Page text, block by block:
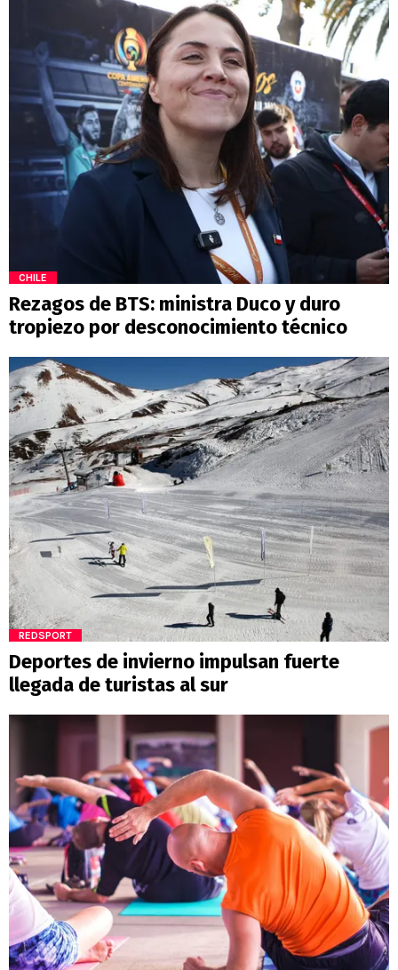
CHILE
Rezagos de BTS: ministra Duco y duro
tropiezo por desconocimiento técnico
REDSPORT
Deportes de invierno impulsan fuerte
llegada de turistas al sur